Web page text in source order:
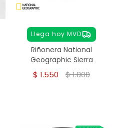
Llega hoy MVD
Riñonera National
Geographic Sierra
$ 1.550 $1.800